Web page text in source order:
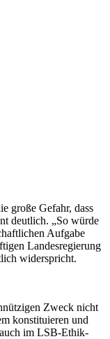
große Gefahr, dass
deutlich. „So würde
Aufgabe
Landesregierung
widerspricht.
Zweck nicht
konstituieren und
im LSB-Ethik-